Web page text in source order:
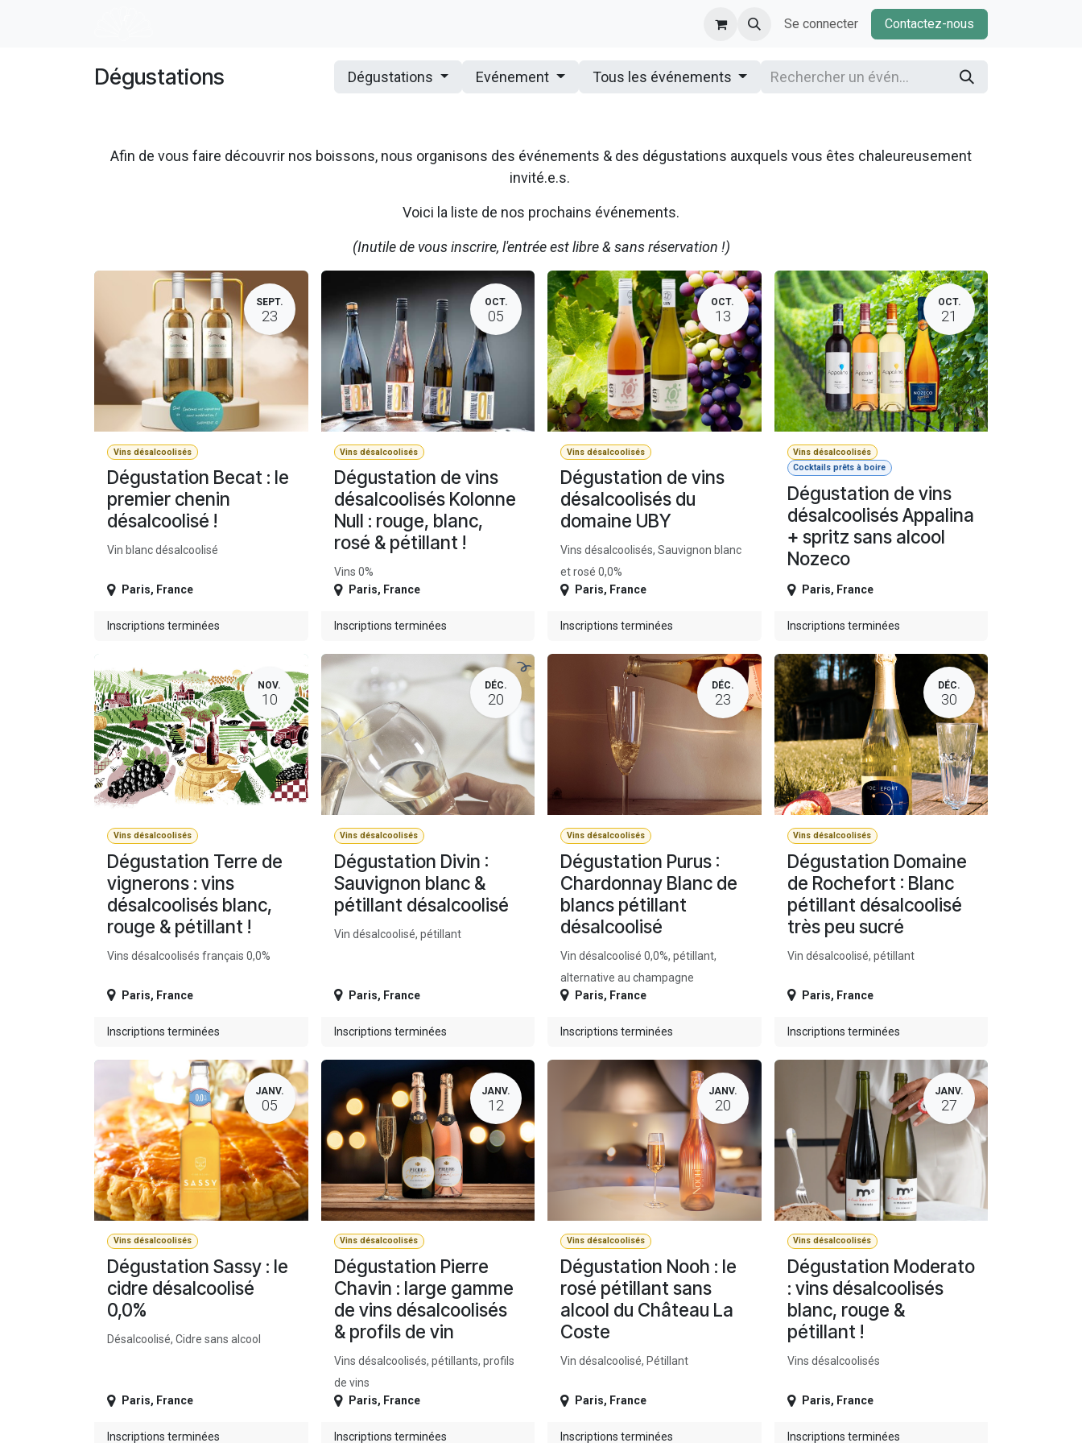
Se connecter Contactez-nous
Dégustations Dégustations Evénement Tous les événements
Afin de vous faire découvrir nos boissons, nous organisons des événements & des dégustations auxquels vous êtes chaleureusement
invité.e.s.
Voici la liste de nos prochains événements.
(Inutile de vous inscrire, l'entrée est libre & sans réservation !)
SEPT.
23
Vins désalcoolisés
Dégustation Becat : le
premier chenin
désalcoolisé !
Vin blanc désalcoolisé
Paris, France
Inscriptions terminées
OCT.
05
Vins désalcoolisés
Dégustation de vins
désalcoolisés Kolonne
Null : rouge, blanc,
rosé & pétillant !
Vins 0%
Paris, France
Inscriptions terminées
OCT.
13
Vins désalcoolisés
Dégustation de vins
désalcoolisés du
domaine UBY
Vins désalcoolisés, Sauvignon blanc
et rosé 0,0%
Paris, France
Inscriptions terminées
OCT.
21
Vins désalcoolisés
Cocktails prêts à boire
Dégustation de vins
désalcoolisés Appalina
+ spritz sans alcool
Nozeco
Paris, France
Inscriptions terminées
NOV.
10
Vins désalcoolisés
Dégustation Terre de
vignerons : vins
désalcoolisés blanc,
rouge & pétillant !
Vins désalcoolisés français 0,0%
Paris, France
Inscriptions terminées
DÉC.
20
Vins désalcoolisés
Dégustation Divin :
Sauvignon blanc &
pétillant désalcoolisé
Vin désalcoolisé, pétillant
Paris, France
Inscriptions terminées
DÉC.
23
Vins désalcoolisés
Dégustation Purus :
Chardonnay Blanc de
blancs pétillant
désalcoolisé
Vin désalcoolisé 0,0%, pétillant,
alternative au champagne
Paris, France
Inscriptions terminées
DÉC.
30
Vins désalcoolisés
Dégustation Domaine
de Rochefort : Blanc
pétillant désalcoolisé
très peu sucré
Vin désalcoolisé, pétillant
Paris, France
Inscriptions terminées
JANV.
05
Vins désalcoolisés
Dégustation Sassy : le
cidre désalcoolisé
0,0%
Désalcoolisé, Cidre sans alcool
Paris, France
Inscriptions terminées
JANV.
12
Vins désalcoolisés
Dégustation Pierre
Chavin : large gamme
de vins désalcoolisés
& profils de vin
Vins désalcoolisés, pétillants, profils
de vins
Paris, France
Inscriptions terminées
JANV.
20
Vins désalcoolisés
Dégustation Nooh : le
rosé pétillant sans
alcool du Château La
Coste
Vin désalcoolisé, Pétillant
Paris, France
Inscriptions terminées
JANV.
27
Vins désalcoolisés
Dégustation Moderato
: vins désalcoolisés
blanc, rouge &
pétillant !
Vins désalcoolisés
Paris, France
Inscriptions terminées